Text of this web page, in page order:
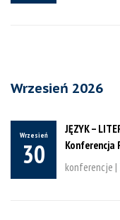
Wrzesień 2026
Wrzesień
30
JĘZYK –
Konferencja
konferencje |